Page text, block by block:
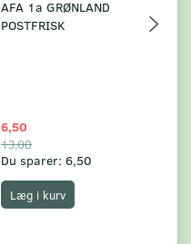
AFA 1a GRØNLAND
POSTFRISK
6,50
13,00
Du sparer: 6,50
Læg i kurv